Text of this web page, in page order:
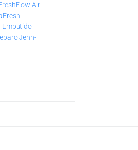
Air
Embutido
Jenn-